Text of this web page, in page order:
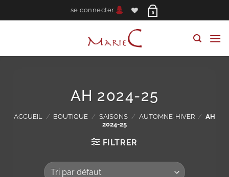
au
se connecter 0
AH 2024-25
ACCUEIL / BOUTIQUE / SAISONS / AUTOMNE-HIVER / AH
2024-25
FILTRER